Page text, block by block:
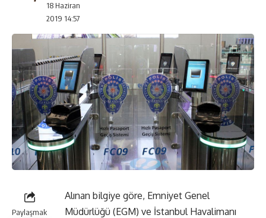
18 Haziran
2019 14:57
Paylaşmak
Alınan bilgiye göre, Emniyet Genel
Müdürlüğü (EGM) ve İstanbul Havalimanı